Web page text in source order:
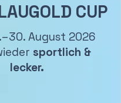
CUP
August 2026
sportlich &
lecker.